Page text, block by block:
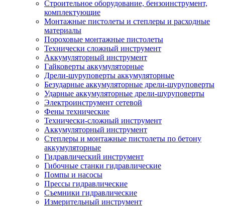
Строительное оборудование, бензоинструмент,
комплектующие
Монтажные пистолеты и степлеры и расходные
материалы
Пороховые монтажные пистолеты
Технически сложный инструмент
Аккумуляторный инструмент
Гайковерты аккумуляторные
Дрели-шуруповерты аккумуляторные
Безударные аккумуляторные дрели-шуруповерты
Ударные аккумуляторные дрели-шуруповерты
Электроинструмент сетевой
Фены технические
Технически-сложный инструмент
Аккумуляторный инструмент
Степлеры и монтажные пистолеты по бетону
аккумуляторные
Гидравлический инструмент
Гибочные станки гидравлические
Помпы и насосы
Прессы гидравлические
Съемники гидравлические
Измерительный инструмент